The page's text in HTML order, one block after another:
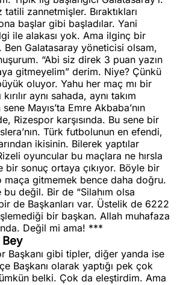
zannetmişler. Bıraktıkları
başlar gibi başladılar. Yani
ile alakası yok. Ama ilginç bir
Galatasaray yöneticisi olsam,
“Abi siz direk 3 puan yazın
gitmeyelim” derim. Niye? Çünkü
oluyor. Yahu her maç mı bir
aynı sahada, aynı takım
Mayıs’ta Emre Akbaba’nın
Rizespor karşısında. Bu sene bir
Türk futbolunun en efendi,
ikisinin. Bilerek yaptılar
oyuncular bu maçlara ne hırsla
sonuç ortaya çıkıyor. Böyle bir
maça gitmemek bence daha doğru.
değil. Bir de “Silahım olsa
de Başkanları var. Üstelik de 6222
işlemediği bir başkan. Allah muhafaza
Değil mi ama! ***
Başkanı gibi tipler, diğer yanda ise
Başkanı olarak yaptığı pek çok
belki. Çok da eleştirdim. Ama